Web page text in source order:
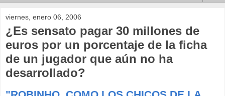
viernes, enero 06, 2006
¿Es sensato pagar 30 millones de
euros por un porcentaje de la ficha
de un jugador que aún no ha
desarrollado?